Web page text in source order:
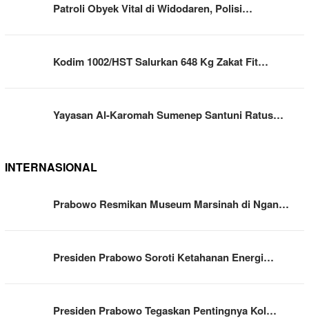
Patroli Obyek Vital di Widodaren, Polisi…
Kodim 1002/HST Salurkan 648 Kg Zakat Fit…
Yayasan Al-Karomah Sumenep Santuni Ratus…
INTERNASIONAL
Prabowo Resmikan Museum Marsinah di Ngan…
Presiden Prabowo Soroti Ketahanan Energi…
Presiden Prabowo Tegaskan Pentingnya Kol…